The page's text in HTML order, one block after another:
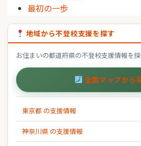
最初の一歩
地域から不登校支援を探す
お住まいの都道府県の不登校支援情報を
全国マップから
東京都 の支援情報
神奈川県 の支援情報